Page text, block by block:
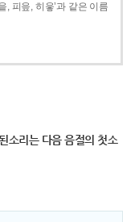
, 피읖, 히읗’과 같은 이름
소리는 다음 음절의 첫소